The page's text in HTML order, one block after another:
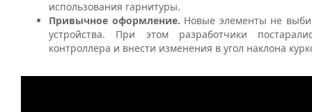
использования гарнитуры.
Привычное оформление. Новые элементы не
устройства. При этом разработчики
контроллера и внести изменения в угол наклона